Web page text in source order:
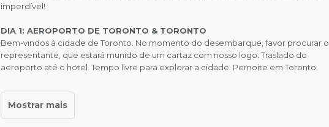
imperdível!
DIA 1: AEROPORTO DE TORONTO & TORONTO
Bem-vindos à cidade de Toronto. No momento do desembarque, favor procurar o
representante, que estará munido de um cartaz com nosso logo. Traslado do
aeroporto até o hotel. Tempo livre para explorar a cidade. Pernoite em Toronto.